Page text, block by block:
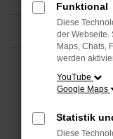
Funktional
Diese
der Webseite.
Maps, Chats,
werden
YouTube
Google Maps
Statistik
Diese